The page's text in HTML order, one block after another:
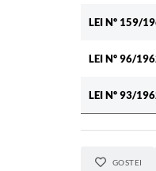
LEI Nº 159/
LEI Nº 96/
LEI Nº 93/
GOSTEI